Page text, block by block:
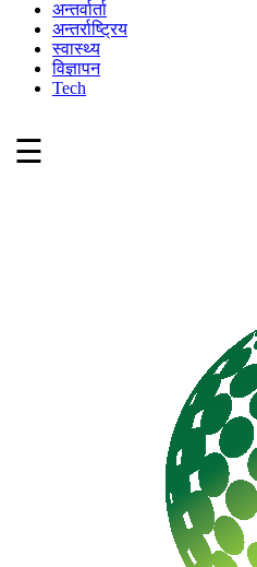
अन्तर्वार्ता
अन्तर्राष्ट्रिय
स्वास्थ्य
विज्ञापन
Tech
☰